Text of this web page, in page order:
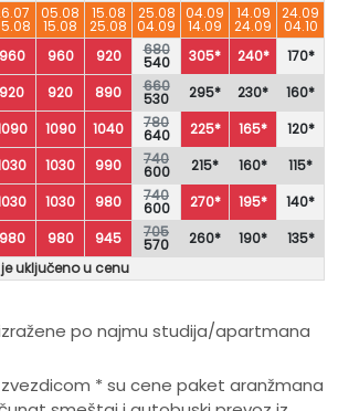
05.08
15.08
15.08
25.08
25.08
04.09
04.09
14.09
14.09
24.09
24.09
04.10
960 960 920 680
540 305* 240*
170*
920 920 890 660
530 295* 230*
160*
1090 1040 780
640 225* 165*
120*
1030 990 740
600 215* 160*
115*
1030 980 740
600 270* 195*
140*
980 980 945 705
570 260* 190*
135*
uključeno u cenu
izražene po najmu studija/apartmana
* su cene paket aranžmana